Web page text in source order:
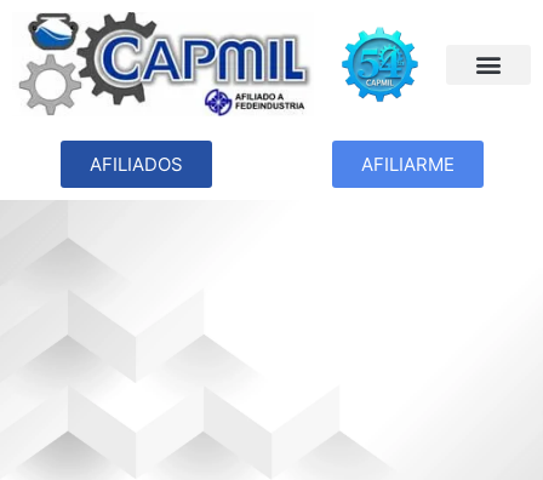
AFILIADOS AFILIARME